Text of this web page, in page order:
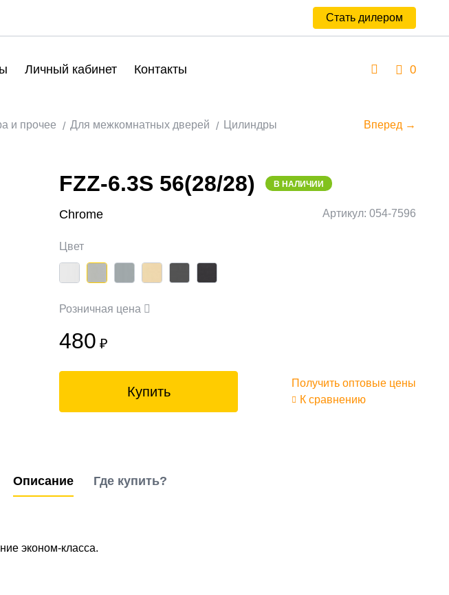
Стать дилером
Личный кабинет Контакты 0
и прочее Для межкомнатных дверей Цилиндры Вперед →
FZZ-6.3S 56(28/28) В НАЛИЧИИ
Chrome Артикул: 054-7596
Цвет
Розничная цена
480 ₽
Купить
Получить оптовые цены
К сравнению
Описание Где купить?
эконом-класса.